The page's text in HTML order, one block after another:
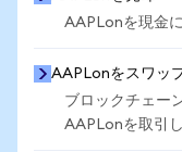
AAPLonを現金
AAPLonをスワッ
ブロックチェー
AAPLonを取引し